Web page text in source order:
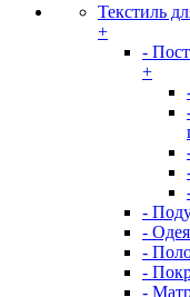
Текстиль
+
-
+
-
-
-
-
-